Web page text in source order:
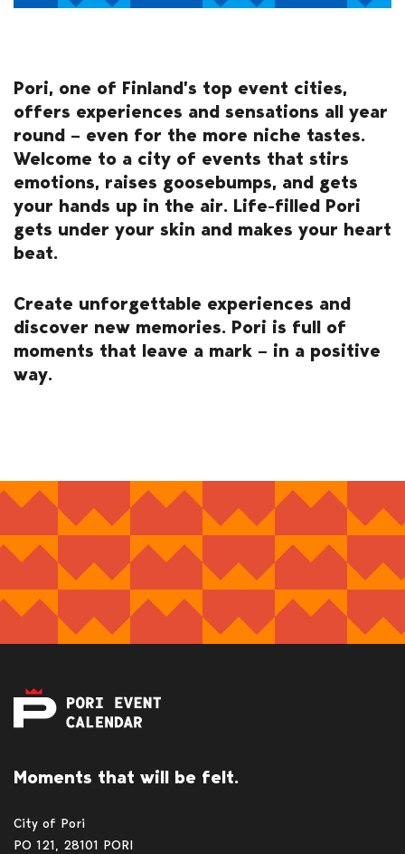
Pori, one of Finland’s top event cities,
offers experiences and sensations all year
round – even for the more niche tastes.
Welcome to a city of events that stirs
emotions, raises goosebumps, and gets
your hands up in the air. Life-filled Pori
gets under your skin and makes your heart
beat.
Create unforgettable experiences and
discover new memories. Pori is full of
moments that leave a mark – in a positive
way.
Moments that will be felt.
City of Pori
PO 121, 28101 PORI